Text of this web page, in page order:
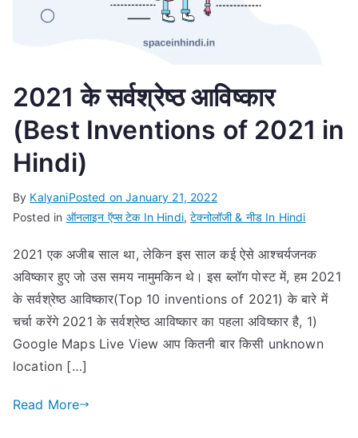
2021 के सर्वश्रेष्ठ आविष्कार
(Best Inventions of 2021 in
Hindi)
By KalyaniPosted onJanuary 21, 2022
Posted in ऑनलाइन ऍप्स टेक In Hindi,टेक्नोलॉजी & नीड In Hindi
2021 एक अजीब साल था, लेकिन इस साल कई ऐसे आश्चर्यजनक
अविष्कार हुए जो उस समय नामुमकिन थे। इस ब्लॉग पोस्ट में, हम 2021
के सर्वश्रेष्ठ आविष्कार(Top 10 inventions of 2021) के बारे में
चर्चा करेंगे 2021 के सर्वश्रेष्ठ आविष्कार का पहला अविष्कार है, 1)
Google Maps Live View आप कितनी बार किसी unknown
location […]
Read More